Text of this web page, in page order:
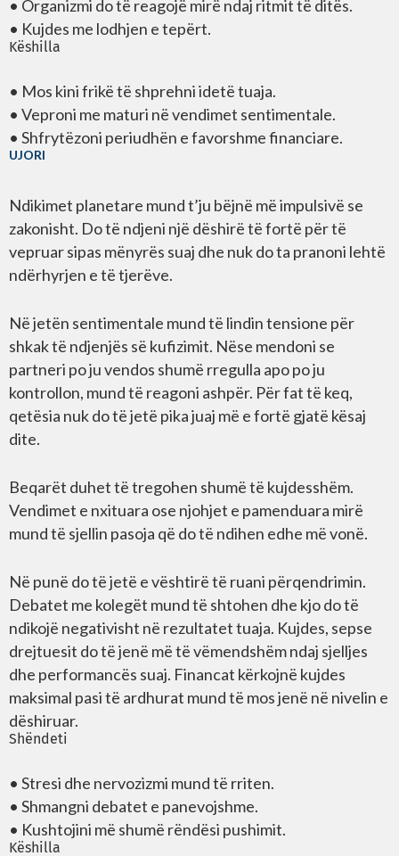
• Organizmi do të reagojë mirë ndaj ritmit të ditës.
• Kujdes me lodhjen e tepërt.
Këshilla
• Mos kini frikë të shprehni idetë tuaja.
• Veproni me maturi në vendimet sentimentale.
• Shfrytëzoni periudhën e favorshme financiare.
UJORI
Ndikimet planetare mund t’ju bëjnë më impulsivë se
zakonisht. Do të ndjeni një dëshirë të fortë për të
vepruar sipas mënyrës suaj dhe nuk do ta pranoni lehtë
ndërhyrjen e të tjerëve.
Në jetën sentimentale mund të lindin tensione për
shkak të ndjenjës së kufizimit. Nëse mendoni se
partneri po ju vendos shumë rregulla apo po ju
kontrollon, mund të reagoni ashpër. Për fat të keq,
qetësia nuk do të jetë pika juaj më e fortë gjatë kësaj
dite.
Beqarët duhet të tregohen shumë të kujdesshëm.
Vendimet e nxituara ose njohjet e pamenduara mirë
mund të sjellin pasoja që do të ndihen edhe më vonë.
Në punë do të jetë e vështirë të ruani përqendrimin.
Debatet me kolegët mund të shtohen dhe kjo do të
ndikojë negativisht në rezultatet tuaja. Kujdes, sepse
drejtuesit do të jenë më të vëmendshëm ndaj sjelljes
dhe performancës suaj. Financat kërkojnë kujdes
maksimal pasi të ardhurat mund të mos jenë në nivelin e
dëshiruar.
Shëndeti
• Stresi dhe nervozizmi mund të rriten.
• Shmangni debatet e panevojshme.
• Kushtojini më shumë rëndësi pushimit.
Këshilla